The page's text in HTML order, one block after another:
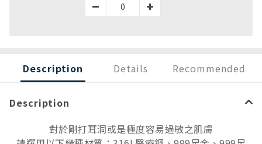
Description Details Recommended
Description
對於剛打耳洞或是極度容易過敏之肌膚